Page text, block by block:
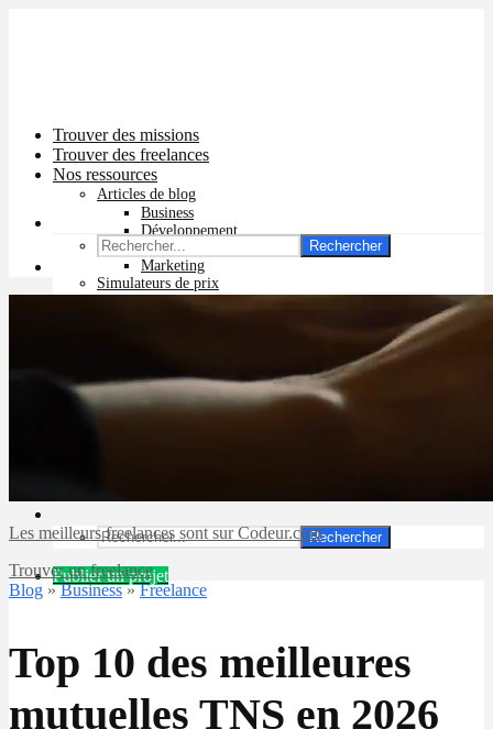
Trouver des missions
Trouver des freelances
Nos ressources
Articles de blog
Business
Développement
Graphisme
Marketing
Simulateurs de prix
Prix pub Instagram
Prix logiciel
Prix chatbot
Rechercher
Publier un projet
Rechercher
Les meilleurs freelances sont sur Codeur.com
Trouver un freelance
Blog »Business»Freelance
Top 10 des meilleures
mutuelles TNS en 2026